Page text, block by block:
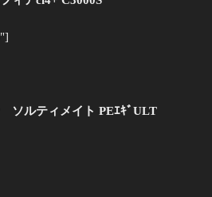
ソルティメイト PEｴｷﾞULT